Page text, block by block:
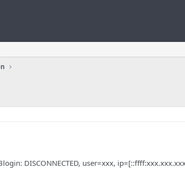
DISCONNECTED, user=xxx,